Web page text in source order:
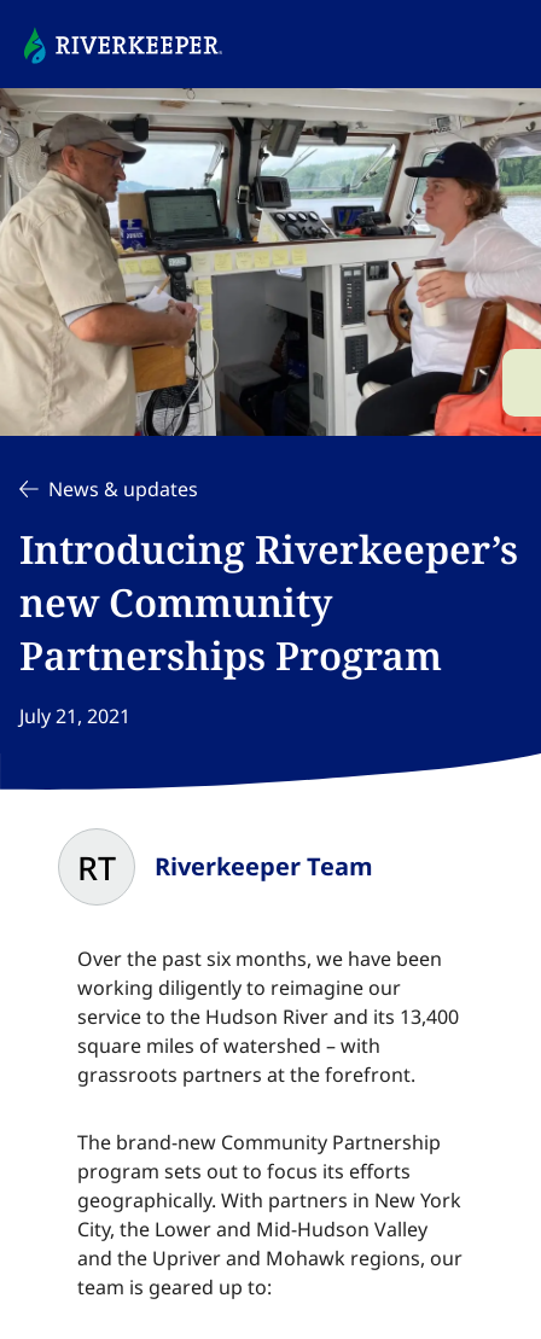
News & updates
Introducing Riverkeeper’s
new Community
Partnerships Program​​​​‌ ‍ ​‍​‍‌‍ ‌ ​‍‌‍‍‌‌‍‌ ‌‍‍‌‌‍ ‍​‍​‍​ ‍‍​‍​‍‌ ​ ‌‍​‌‌‍ ‍‌‍‍‌‌ ‌​‌ ‍‌​‍ ‍‌‍‍‌‌‍ ​‍​‍​‍ ​​‍​‍‌‍‍​‌ ​‍‌‍‌‌‌‍‌‍​‍​‍​ ‍‍​‍​‍‌‍‍​‌ ‌​‌ ‌​‌ ​​‌ ​ ​ ‍‍​‍ ​‍ ‌‍​ ‌‍ ‌‌ ​ ​‍ ‍‌‍ ‌‌‍​‌‌‍‍‌‌‍ ‍​‍ ‍​ ​‍​ ​​​ ​‍​ ‌​‌ ​‍‌‍‌‌‌‍‌​‌‍‌‌‌ ​ ‌‍‍‌‌‍‌ ‌‍ ‍​‍ ‍‌ ​‍‌‍‍‌‌ ‌‍‌‍‌‌‌ ​‍‌‍‍ ‌‍‌‌‌‍‌‌‌ ​​‌‍‌‌‌ ​‍​‍ ‍‌‍ ‌ ​‍‌‍‌ ​‍ ‌‍‍‌‌‍ ‍‌ ‌​‌‍‌‌‌‍ ‍‌ ‌​​‍ ‌‍‌‌‌‍‌​‌‍‍‌‌ ‌​​‍ ‌‍ ‌‌‍ ‌‍‌​‌‍‌‌​ ‌‌ ​​‌ ​‍‌‍‌‌‌ ​ ‌‍‌‌‌‍ ‍‌ ‌​‌‍​‌‌ ‌​‌‍‍‌‌‍ ‌‍ ‍​ ‍ ‌‍‍‌‌‍‌​​ ‌‌‍‌‍‌‍‌‌​ ‌​​ ​ ‌‍​‌​ ‍‌​ ‌ ​ ‌‍​‍ ‌​ ‍​​ ​ ​ ‍​​ ‍​​‍ ‌​ ‌​‌‍​‌​ ​‌​ ‌ ​‍ ‌‌‍​‍​ ‌ ‌‍​ ​ ​​​‍ ‌​ ‌​​ ‌‌​ ‌ ​ ‌​​ ​‍​ ‌‌​ ‍‌​ ​‌​ ​ ​ ‌‍​ ​ ‌‍​‌​ ‍ ‌ ‌​‌ ‍‌‌ ​​‌‍‌‌​ ‌‌‍​‌‌ ​‍‌ ‌​‌‍‍‌‌‍​ ‌‍ ​‌‍‌‌​ ‍ ‌ ​​‌‍​‌‌ ‌​‌‍‍​​ ‌‌ ‌​‌‍‍‌‌ ‌​‌‍ ​‌‍‌‌​ ‌‍​‍‌‍​‌‌ ​ ‌‍‌‌‌‌‌‌‌ ​‍‌‍ ​​ ‌‌‍‍​‌ ‌​‌ ‌​‌ ​​‌ ​ ​‍‌‌​ ​ ‌​​‌​‍‌‌​ ​‍‌​‌‍​‍‌‌​ ​‍‌​‌‍‌‍​ ‌‍ ‌‌ ​ ​‍ ‍‌‍ ‌‌‍​‌‌‍‍‌‌‍ ‍​‍ ‍​ ​‍​ ​​​ ​‍​ ‌​‌ ​‍‌‍‌‌‌‍‌​‌‍‌‌‌ ​ ‌‍‍‌‌‍‌ ‌‍ ‍​‍ ‍‌ ​‍‌‍‍‌‌ ‌‍‌‍‌‌‌ ​‍‌‍‍ ‌‍‌‌‌‍‌‌‌ ​​‌‍‌‌‌ ​‍​‍ ‍‌‍ ‌ ​‍‌‍‌ ​‍‌‍‌‍‍‌‌‍‌​​ ‌‌‍‌‍‌‍‌‌​ ‌​​ ​ ‌‍​‌​ ‍‌​ ‌ ​ ‌‍​‍ ‌​ ‍​​ ​ ​ ‍​​ ‍​​‍ ‌​ ‌​‌‍​‌​ ​‌​ ‌ ​‍ ‌‌‍​‍​ ‌ ‌‍​ ​ ​​​‍ ‌​ ‌​​ ‌‌​ ‌ ​ ‌​​ ​‍​ ‌‌​ ‍‌​ ​‌​ ​ ​ ‌‍​ ​ ‌‍​‌​‍‌‍‌ ‌​‌ ‍‌‌ ​​‌‍‌‌​ ‌‌‍​‌‌ ​‍‌ ‌​‌‍‍‌‌‍​ ‌‍ ​‌‍‌‌​‍‌‍‌ ​​‌‍​‌‌ ‌​‌‍‍​​ ‌‌ ‌​‌‍‍‌‌ ‌​‌‍ ​‌‍‌‌​‍‌‍‌ ​​‌‍‌‌‌ ​‍‌ ​ ‌ ​​‌‍‌‌‌‍​ ‌ ‌​‌‍‍‌‌ ‌‍‌‍‌‌​ ‌‌ ​​‌ ‌‌‌‍​‍‌‍ ​‌‍‍‌‌ ​ ‌‍‍​‌‍‌‌‌‍‌​​‍​‍‌ ‌
July 21, 2021
RT Riverkeeper Team
Over the past six months, we have been
working diligently to reimagine our
service to the Hudson River and its 13,400
square miles of watershed – with
grassroots partners at the forefront.​​​​‌ ‍ ​‍​‍‌‍ ‌ ​‍‌‍‍‌‌‍‌ ‌‍‍‌‌‍ ‍​‍​‍​ ‍‍​‍​‍‌ ​ ‌‍​‌‌‍ ‍‌‍‍‌‌ ‌​‌ ‍‌​‍ ‍‌‍‍‌‌‍ ​‍​‍​‍ ​​‍​‍‌‍‍​‌ ​‍‌‍‌‌‌‍‌‍​‍​‍​ ‍‍​‍​‍‌‍‍​‌ ‌​‌ ‌​‌ ​​‌ ​ ​ ‍‍​‍ ​‍ ‌‍​ ‌‍ ‌‌ ​ ​‍ ‍‌‍ ‌‌‍​‌‌‍‍‌‌‍ ‍​‍ ‍​ ​‍​ ​​​ ​‍​ ‌​‌ ​‍‌‍‌‌‌‍‌​‌‍‌‌‌ ​ ‌‍‍‌‌‍‌ ‌‍ ‍​‍ ‍‌ ​‍‌‍‍‌‌ ‌‍‌‍‌‌‌ ​‍‌‍‍ ‌‍‌‌‌‍‌‌‌ ​​‌‍‌‌‌ ​‍​‍ ‍‌‍ ‌ ​‍‌‍‌ ​‍ ‌‍‍‌‌‍ ‍‌ ‌​‌‍‌‌‌‍ ‍‌ ‌​​‍ ‌‍‌‌‌‍‌​‌‍‍‌‌ ‌​​‍ ‌‍ ‌‌‍ ‌‍‌​‌‍‌‌​ ‌‌ ​​‌ ​‍‌‍‌‌‌ ​ ‌‍‌‌‌‍ ‍‌ ‌​‌‍​‌‌ ‌​‌‍‍‌‌‍ ‌‍ ‍​ ‍ ‌‍‍‌‌‍‌​​ ‌‌‍‌‍‌‍‌‌​ ‌​​ ​ ‌‍​‌​ ‍‌​ ‌ ​ ‌‍​‍ ‌​ ‍​​ ​ ​ ‍​​ ‍​​‍ ‌​ ‌​‌‍​‌​ ​‌​ ‌ ​‍ ‌‌‍​‍​ ‌ ‌‍​ ​ ​​​‍ ‌​ ‌​​ ‌‌​ ‌ ​ ‌​​ ​‍​ ‌‌​ ‍‌​ ​‌​ ​ ​ ‌‍​ ​ ‌‍​‌​ ‍ ‌ ‌​‌ ‍‌‌ ​​‌‍‌‌​ ‌‌‍​‌‌ ​‍‌ ‌​‌‍‍‌‌‍​ ‌‍ ​‌‍‌‌​ ‍ ‌ ​​‌‍​‌‌ ‌​‌‍‍​​ ‌‌‍​ ‌‍ ‌‍ ‍‌ ‌​‌‍‌‌‌‍ ‍‌ ‌​​‍‌‌​ ‌‌‌​​‍‌‌ ‌‍‍ ‌‍‌‌‌ ‍‌​‍‌‌​ ​ ‌​‌​​‍‌‌​ ​ ‌​‌​​‍‌‌​ ​‍​ ​‍​ ‍​‌‍‌‌​ ‍​​ ‌‌​ ‌‌‌‍​‍​ ‌‌‌‍‌‍​ ‌ ​ ​​‌‍​‍​ ‍​​‍‌‌​ ​‍​ ​‍​‍‌‌​ ‌‌‌​‌​​‍ ‍‌‍​ ‌‍‍​‌‍‍‌‌‍ ​‌‍‌​‌ ​‍‌‍‌‌‌‍ ‍​‍‌‌​ ‌‌‌​​‍‌‌ ‌‍‍ ‌‍‌‌‌ ‍‌​‍‌‌​ ​ ‌​‌​​‍‌‌​ ​ ‌​‌​​‍‌‌​ ​‍​ ​‍​ ‍​‌‍‌‌​ ‍​​ ‌‌​ ‌‌‌‍​‍​ ‌‌‌‍‌‍​ ‌ ​ ​​‌‍​‍​ ‍​​ ​​​‍‌‌​ ​‍​ ​‍​‍‌‌​ ‌‌‌​‌​​‍ ‍‌ ‌​‌‍‌‌‌ ‍​‌ ‌​​ ‌‍​‍‌‍​‌‌ ​ ‌‍‌‌‌‌‌‌‌ ​‍‌‍ ​​ ‌‌‍‍​‌ ‌​‌ ‌​‌ ​​‌ ​ ​‍‌‌​ ​ ‌​​‌​‍‌‌​ ​‍‌​‌‍​‍‌‌​ ​‍‌​‌‍‌‍​ ‌‍ ‌‌ ​ ​‍ ‍‌‍ ‌‌‍​‌‌‍‍‌‌‍ ‍​‍ ‍​ ​‍​ ​​​ ​‍​ ‌​‌ ​‍‌‍‌‌‌‍‌​‌‍‌‌‌ ​ ‌‍‍‌‌‍‌ ‌‍ ‍​‍ ‍‌ ​‍‌‍‍‌‌ ‌‍‌‍‌‌‌ ​‍‌‍‍ ‌‍‌‌‌‍‌‌‌ ​​‌‍‌‌‌ ​‍​‍ ‍‌‍ ‌ ​‍‌‍‌ ​‍‌‍‌‍‍‌‌‍‌​​ ‌‌‍‌‍‌‍‌‌​ ‌​​ ​ ‌‍​‌​ ‍‌​ ‌ ​ ‌‍​‍ ‌​ ‍​​ ​ ​ ‍​​ ‍​​‍ ‌​ ‌​‌‍​‌​ ​‌​ ‌ ​‍ ‌‌‍​‍​ ‌ ‌‍​ ​ ​​​‍ ‌​ ‌​​ ‌‌​ ‌ ​ ‌​​ ​‍​ ‌‌​ ‍‌​ ​‌​ ​ ​ ‌‍​ ​ ‌‍​‌​‍‌‍‌ ‌​‌ ‍‌‌ ​​‌‍‌‌​ ‌‌‍​‌‌ ​‍‌ ‌​‌‍‍‌‌‍​ ‌‍ ​‌‍‌‌​‍‌‍‌ ​​‌‍​‌‌ ‌​‌‍‍​​ ‌‌‍​ ‌‍ ‌‍ ‍‌ ‌​‌‍‌‌‌‍ ‍‌ ‌​​‍‌‌​ ‌‌‌​​‍‌‌ ‌‍‍ ‌‍‌‌‌ ‍‌​‍‌‌​ ​ ‌​‌​​‍‌‌​ ​ ‌​‌​​‍‌‌​ ​‍​ ​‍​ ‍​‌‍‌‌​ ‍​​ ‌‌​ ‌‌‌‍​‍​ ‌‌‌‍‌‍​ ‌ ​ ​​‌‍​‍​ ‍​​‍‌‌​ ​‍​ ​‍​‍‌‌​ ‌‌‌​‌​​‍ ‍‌‍​ ‌‍‍​‌‍‍‌‌‍ ​‌‍‌​‌ ​‍‌‍‌‌‌‍ ‍​‍‌‌​ ‌‌‌​​‍‌‌ ‌‍‍ ‌‍‌‌‌ ‍‌​‍‌‌​ ​ ‌​‌​​‍‌‌​ ​ ‌​‌​​‍‌‌​ ​‍​ ​‍​ ‍​‌‍‌‌​ ‍​​ ‌‌​ ‌‌‌‍​‍​ ‌‌‌‍‌‍​ ‌ ​ ​​‌‍​‍​ ‍​​ ​​​‍‌‌​ ​‍​ ​‍​‍‌‌​ ‌‌‌​‌​​‍ ‍‌ ‌​‌‍‌‌‌ ‍​‌ ‌​​‍‌‍‌ ​​‌‍‌‌‌ ​‍‌ ​ ‌ ​​‌‍‌‌‌‍​ ‌ ‌​‌‍‍‌‌ ‌‍‌‍‌‌​ ‌‌ ​​‌ ‌‌‌‍​‍‌‍ ​‌‍‍‌‌ ​ ‌‍‍​‌‍‌‌‌‍‌​​‍​‍‌ ‌
The brand-new Community Partnership
program sets out to focus its efforts
geographically. With partners in New York
City, the Lower and Mid-Hudson Valley
and the Upriver and Mohawk regions, our
team is geared up to:​​​​‌ ‍ ​‍​‍‌‍ ‌ ​‍‌‍‍‌‌‍‌ ‌‍‍‌‌‍ ‍​‍​‍​ ‍‍​‍​‍‌ ​ ‌‍​‌‌‍ ‍‌‍‍‌‌ ‌​‌ ‍‌​‍ ‍‌‍‍‌‌‍ ​‍​‍​‍ ​​‍​‍‌‍‍​‌ ​‍‌‍‌‌‌‍‌‍​‍​‍​ ‍‍​‍​‍‌‍‍​‌ ‌​‌ ‌​‌ ​​‌ ​ ​ ‍‍​‍ ​‍ ‌‍​ ‌‍ ‌‌ ​ ​‍ ‍‌‍ ‌‌‍​‌‌‍‍‌‌‍ ‍​‍ ‍​ ​‍​ ​​​ ​‍​ ‌​‌ ​‍‌‍‌‌‌‍‌​‌‍‌‌‌ ​ ‌‍‍‌‌‍‌ ‌‍ ‍​‍ ‍‌ ​‍‌‍‍‌‌ ‌‍‌‍‌‌‌ ​‍‌‍‍ ‌‍‌‌‌‍‌‌‌ ​​‌‍‌‌‌ ​‍​‍ ‍‌‍ ‌ ​‍‌‍‌ ​‍ ‌‍‍‌‌‍ ‍‌ ‌​‌‍‌‌‌‍ ‍‌ ‌​​‍ ‌‍‌‌‌‍‌​‌‍‍‌‌ ‌​​‍ ‌‍ ‌‌‍ ‌‍‌​‌‍‌‌​ ‌‌ ​​‌ ​‍‌‍‌‌‌ ​ ‌‍‌‌‌‍ ‍‌ ‌​‌‍​‌‌ ‌​‌‍‍‌‌‍ ‌‍ ‍​ ‍ ‌‍‍‌‌‍‌​​ ‌‌‍‌‍‌‍‌‌​ ‌​​ ​ ‌‍​‌​ ‍‌​ ‌ ​ ‌‍​‍ ‌​ ‍​​ ​ ​ ‍​​ ‍​​‍ ‌​ ‌​‌‍​‌​ ​‌​ ‌ ​‍ ‌‌‍​‍​ ‌ ‌‍​ ​ ​​​‍ ‌​ ‌​​ ‌‌​ ‌ ​ ‌​​ ​‍​ ‌‌​ ‍‌​ ​‌​ ​ ​ ‌‍​ ​ ‌‍​‌​ ‍ ‌ ‌​‌ ‍‌‌ ​​‌‍‌‌​ ‌‌‍​‌‌ ​‍‌ ‌​‌‍‍‌‌‍​ ‌‍ ​‌‍‌‌​ ‍ ‌ ​​‌‍​‌‌ ‌​‌‍‍​​ ‌‌‍​ ‌‍ ‌‍ ‍‌ ‌​‌‍‌‌‌‍ ‍‌ ‌​​‍‌‌​ ‌‌‌​​‍‌‌ ‌‍‍ ‌‍‌‌‌ ‍‌​‍‌‌​ ​ ‌​‌​​‍‌‌​ ​ ‌​‌​​‍‌‌​ ​‍​ ​‍‌‍​‍​ ‍‌​ ‍‌‌‍‌​‌‍‌‌​ ‌‍​ ‌ ‌‍​‍‌‍​ ‌‍‌‍​ ‌ ​ ‌‍​‍‌‌​ ​‍​ ​‍​‍‌‌​ ‌‌‌​‌​​‍ ‍‌‍​ ‌‍‍​‌‍‍‌‌‍ ​‌‍‌​‌ ​‍‌‍‌‌‌‍ ‍​‍‌‌​ ‌‌‌​​‍‌‌ ‌‍‍ ‌‍‌‌‌ ‍‌​‍‌‌​ ​ ‌​‌​​‍‌‌​ ​ ‌​‌​​‍‌‌​ ​‍​ ​‍‌‍​‍​ ‍‌​ ‍‌‌‍‌​‌‍‌‌​ ‌‍​ ‌ ‌‍​‍‌‍​ ‌‍‌‍​ ‌ ​ ‌‍​ ​​​‍‌‌​ ​‍​ ​‍​‍‌‌​ ‌‌‌​‌​​‍ ‍‌ ‌​‌‍‌‌‌ ‍​‌ ‌​​ ‌‍​‍‌‍​‌‌ ​ ‌‍‌‌‌‌‌‌‌ ​‍‌‍ ​​ ‌‌‍‍​‌ ‌​‌ ‌​‌ ​​‌ ​ ​‍‌‌​ ​ ‌​​‌​‍‌‌​ ​‍‌​‌‍​‍‌‌​ ​‍‌​‌‍‌‍​ ‌‍ ‌‌ ​ ​‍ ‍‌‍ ‌‌‍​‌‌‍‍‌‌‍ ‍​‍ ‍​ ​‍​ ​​​ ​‍​ ‌​‌ ​‍‌‍‌‌‌‍‌​‌‍‌‌‌ ​ ‌‍‍‌‌‍‌ ‌‍ ‍​‍ ‍‌ ​‍‌‍‍‌‌ ‌‍‌‍‌‌‌ ​‍‌‍‍ ‌‍‌‌‌‍‌‌‌ ​​‌‍‌‌‌ ​‍​‍ ‍‌‍ ‌ ​‍‌‍‌ ​‍‌‍‌‍‍‌‌‍‌​​ ‌‌‍‌‍‌‍‌‌​ ‌​​ ​ ‌‍​‌​ ‍‌​ ‌ ​ ‌‍​‍ ‌​ ‍​​ ​ ​ ‍​​ ‍​​‍ ‌​ ‌​‌‍​‌​ ​‌​ ‌ ​‍ ‌‌‍​‍​ ‌ ‌‍​ ​ ​​​‍ ‌​ ‌​​ ‌‌​ ‌ ​ ‌​​ ​‍​ ‌‌​ ‍‌​ ​‌​ ​ ​ ‌‍​ ​ ‌‍​‌​‍‌‍‌ ‌​‌ ‍‌‌ ​​‌‍‌‌​ ‌‌‍​‌‌ ​‍‌ ‌​‌‍‍‌‌‍​ ‌‍ ​‌‍‌‌​‍‌‍‌ ​​‌‍​‌‌ ‌​‌‍‍​​ ‌‌‍​ ‌‍ ‌‍ ‍‌ ‌​‌‍‌‌‌‍ ‍‌ ‌​​‍‌‌​ ‌‌‌​​‍‌‌ ‌‍‍ ‌‍‌‌‌ ‍‌​‍‌‌​ ​ ‌​‌​​‍‌‌​ ​ ‌​‌​​‍‌‌​ ​‍​ ​‍‌‍​‍​ ‍‌​ ‍‌‌‍‌​‌‍‌‌​ ‌‍​ ‌ ‌‍​‍‌‍​ ‌‍‌‍​ ‌ ​ ‌‍​‍‌‌​ ​‍​ ​‍​‍‌‌​ ‌‌‌​‌​​‍ ‍‌‍​ ‌‍‍​‌‍‍‌‌‍ ​‌‍‌​‌ ​‍‌‍‌‌‌‍ ‍​‍‌‌​ ‌‌‌​​‍‌‌ ‌‍‍ ‌‍‌‌‌ ‍‌​‍‌‌​ ​ ‌​‌​​‍‌‌​ ​ ‌​‌​​‍‌‌​ ​‍​ ​‍‌‍​‍​ ‍‌​ ‍‌‌‍‌​‌‍‌‌​ ‌‍​ ‌ ‌‍​‍‌‍​ ‌‍‌‍​ ‌ ​ ‌‍​ ​​​‍‌‌​ ​‍​ ​‍​‍‌‌​ ‌‌‌​‌​​‍ ‍‌ ‌​‌‍‌‌‌ ‍​‌ ‌​​‍‌‍‌ ​​‌‍‌‌‌ ​‍‌ ​ ‌ ​​‌‍‌‌‌‍​ ‌ ‌​‌‍‍‌‌ ‌‍‌‍‌‌​ ‌‌ ​​‌ ‌‌‌‍​‍‌‍ ​‌‍‍‌‌ ​ ‌‍‍​‌‍‌‌‌‍‌​​‍​‍‌ ‌